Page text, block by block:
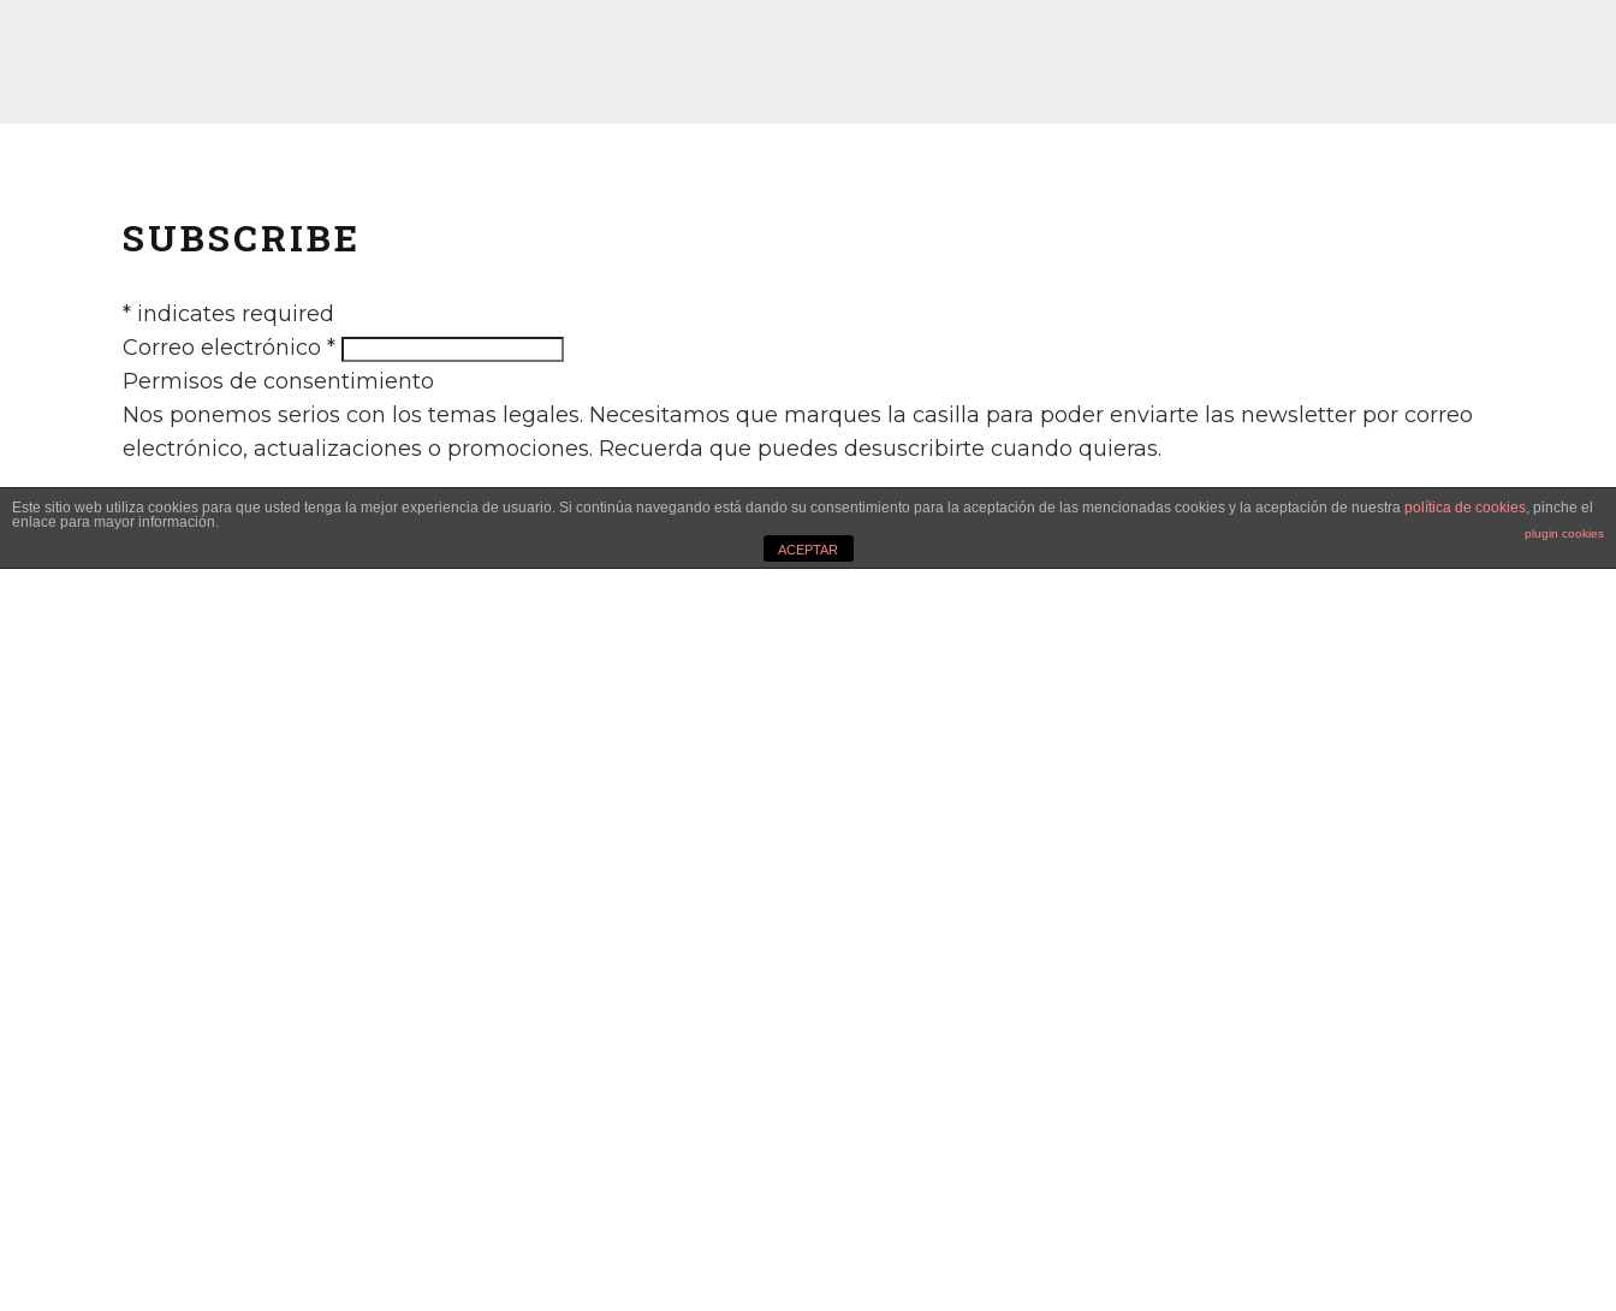
SUBSCRIBE
* indicates required
Correo electrónico *
Permisos de consentimiento
Nos ponemos serios con los temas legales. Necesitamos que marques la casilla para poder enviarte las newsletter por correo
electrónico, actualizaciones o promociones. Recuerda que puedes desuscribirte cuando quieras.
Correo electrónico
Este sitio web utiliza cookies para que usted tenga la mejor experiencia de usuario. Si continúa navegando está dando su consentimiento para la aceptación de las mencionadas cookies y la aceptación de nuestra política de cookies, pinche el
enlace para mayor información.
plugin cookies
ACEPTAR